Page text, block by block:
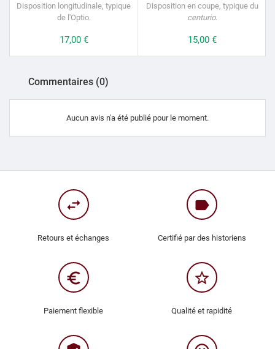
Disposition longitudinale, typique
de l'Optio.
Prix
17,00 €
Disposition en coupe, typique du
centurio.
Prix
15,00 €
Commentaires (0)
Aucun avis n'a été publié pour le moment.
swap_horiz
Retours et échanges
label
Certifié par des historiens
euro_symbol
Paiement flexible
star_border
Qualité et rapidité